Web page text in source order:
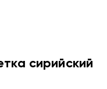
сирийский